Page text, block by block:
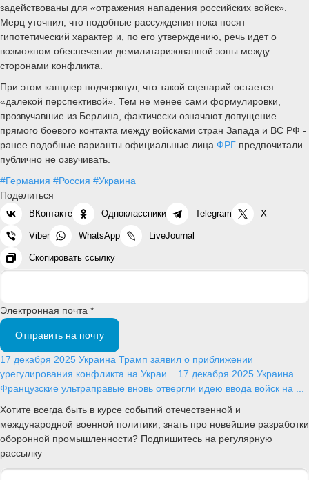
задействованы для «отражения нападения российских войск».
Мерц уточнил, что подобные рассуждения пока носят
гипотетический характер и, по его утверждению, речь идет о
возможном обеспечении демилитаризованной зоны между
сторонами конфликта.
При этом канцлер подчеркнул, что такой сценарий остается
«далекой перспективой». Тем не менее сами формулировки,
прозвучавшие из Берлина, фактически означают допущение
прямого боевого контакта между войсками стран Запада и ВС РФ -
ранее подобные варианты официальные лица ФРГ предпочитали
публично не озвучивать.
#Германия #Россия #Украина
Поделиться
ВКонтакте Одноклассники Telegram X
Viber WhatsApp LiveJournal
Скопировать ссылку
Электронная почта *
Отправить на почту
17 декабря 2025 Украина Трамп заявил о приближении
урегулирования конфликта на Украи... 17 декабря 2025 Украина
Французские ультраправые вновь отвергли идею ввода войск на ...
Хотите всегда быть в курсе событий отечественной и
международной военной политики, знать про новейшие разработки
оборонной промышленности? Подпишитесь на регулярную
рассылку